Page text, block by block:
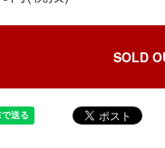
SOLD